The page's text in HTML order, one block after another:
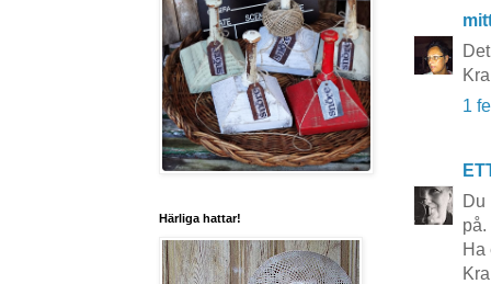
1
Du
på.
Ha
Härliga hattar!